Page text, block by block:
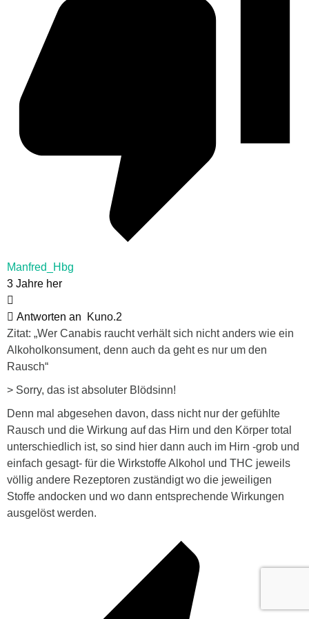
Manfred_Hbg
3 Jahre her
Antworten an
Kuno.2
Zitat: „Wer Canabis raucht verhält sich nicht anders wie ein
Alkoholkonsument, denn auch da geht es nur um den
Rausch“
> Sorry, das ist absoluter Blödsinn!
Denn mal abgesehen davon, dass nicht nur der gefühlte
Rausch und die Wirkung auf das Hirn und den Körper total
unterschiedlich ist, so sind hier dann auch im Hirn -grob und
einfach gesagt- für die Wirkstoffe Alkohol und THC jeweils
völlig andere Rezeptoren zuständigt wo die jeweiligen
Stoffe andocken und wo dann entsprechende Wirkungen
ausgelöst werden.